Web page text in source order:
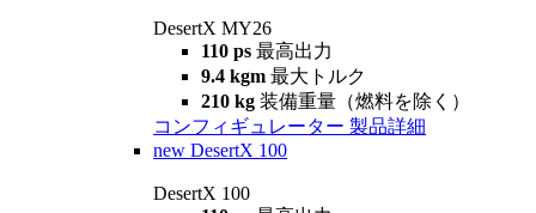
DesertX MY26
110 ps 最高出力
9.4 kgm 最大トルク
210 kg 装備重量（燃料を除く）
コンフィギュレーター 製品詳細
new DesertX 100
DesertX 100